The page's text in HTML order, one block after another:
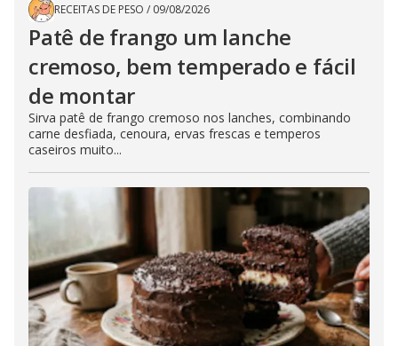
RECEITAS DE PESO / 09/08/2026
Patê de frango um lanche
cremoso, bem temperado e fácil
de montar
Sirva patê de frango cremoso nos lanches, combinando
carne desfiada, cenoura, ervas frescas e temperos
caseiros muito...